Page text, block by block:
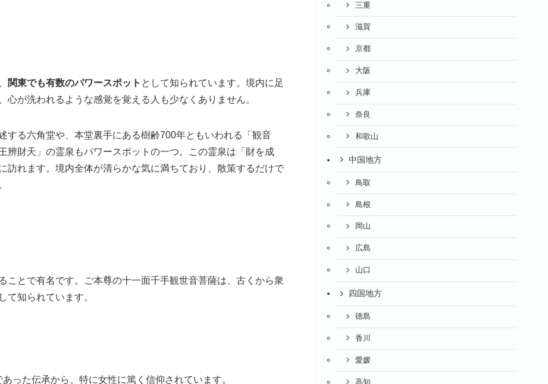
関東でも有数のパワースポット として知られています。境内に足
が洗われるような感覚を覚える人も少なくありません。
する六角堂や、本堂裏手にある樹齢700年ともいわれる「観音
辨財天」の霊泉もパワースポットの一つ。この霊泉は「財を成
訪れます。境内全体が清らかな気に満ちており、散策するだけで
ことで有名です。ご本尊の十一面千手観世音菩薩は、古くから衆
て知られています。
った伝承から、特に女性に篤く信仰されています。
三重
滋賀
京都
大阪
兵庫
奈良
和歌山
中国地方
鳥取
島根
岡山
広島
山口
四国地方
徳島
香川
愛媛
高知